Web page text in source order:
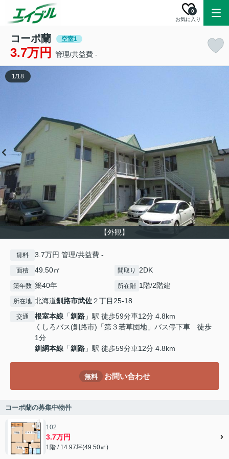
お気に入り
0
コーポ蘭 空室1
3.7万円 管理/共益費 -
【外観】
1/18
賃料 3.7万円 管理/共益費 -
面積 49.50㎡ 間取り 2DK
築年数 築40年 所在階 1階/2階建
所在地 北海道釧路市武佐２丁目25-18
交通 根室本線 「釧路 」駅 徒歩59分車12分 4.8km
くしろバス(釧路市)「第３若草団地」バス停下車 徒歩
1分
釧網本線 「釧路 」駅 徒歩59分車12分 4.8km
無料 お問い合わせ
コーポ蘭の募集中物件
102
3.7万円
1階 / 14.97坪(49.50㎡)